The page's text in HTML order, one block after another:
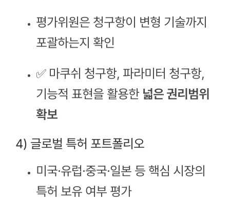
평가위원은 청구항이 변형 기술까지
포괄하는지 확인
✅ 마쿠쉬 청구항, 파라미터 청구항,
기능적 표현을 활용한 넓은 권리범위
확보
4) 글로벌 특허 포트폴리오
미국·유럽·중국·일본 등 핵심 시장의
특허 보유 여부 평가